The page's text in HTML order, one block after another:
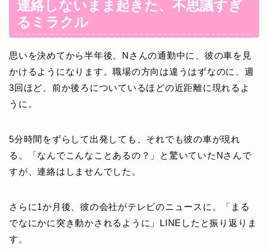
連絡しないまま起きた、不思議すぎ
るミラクル
思いを決めてから半年後。Nさんの通勤中に、彼の車を見
かけるようになります。職場の方向は違うはずなのに、週
3回ほど、前か後ろについているほどの近距離に現れるよ
うに。
5分時間をずらして出発しても、それでも彼の車が現れ
る。「なんでこんなことあるの？」と驚いていたNさんで
すが、連絡はしませんでした。
さらに1か月後、彼の会社がテレビのニュースに。「まる
でなにかに突き動かされるように」LINEしたと振り返りま
す。